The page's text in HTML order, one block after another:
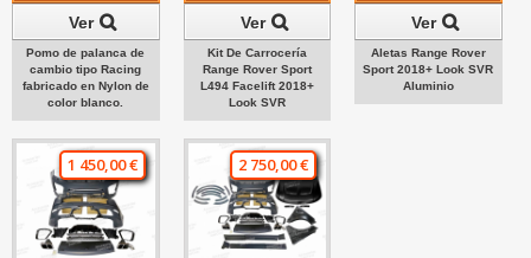
Ver
Pomo de palanca de
cambio tipo Racing
fabricado en Nylon de
color blanco.
Ver
Kit De Carrocería
Range Rover Sport
L494 Facelift 2018+
Look SVR
Ver
Aletas Range Rover
Sport 2018+ Look SVR
Aluminio
1 450,00 € 2 750,00 €